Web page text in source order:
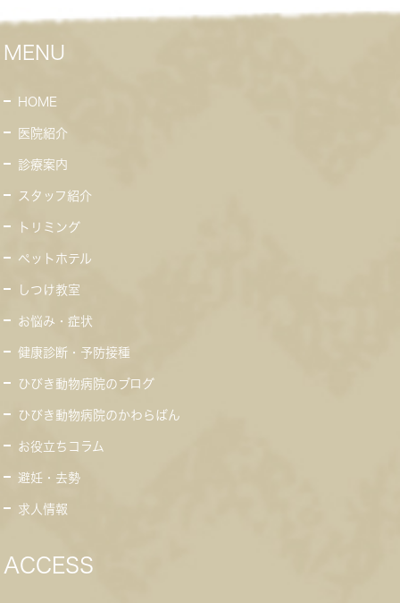
MENU
HOME
医院紹介
診療案内
スタッフ紹介
トリミング
ペットホテル
しつけ教室
お悩み・症状
健康診断・予防接種
ひびき動物病院のブログ
ひびき動物病院のかわらばん
お役立ちコラム
避妊・去勢
求人情報
ACCESS